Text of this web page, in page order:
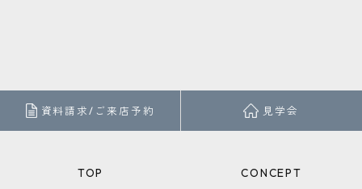
資料請求/ご来店予約 見学会
TOP CONCEPT
お問い合わせ・ご相談はこちら